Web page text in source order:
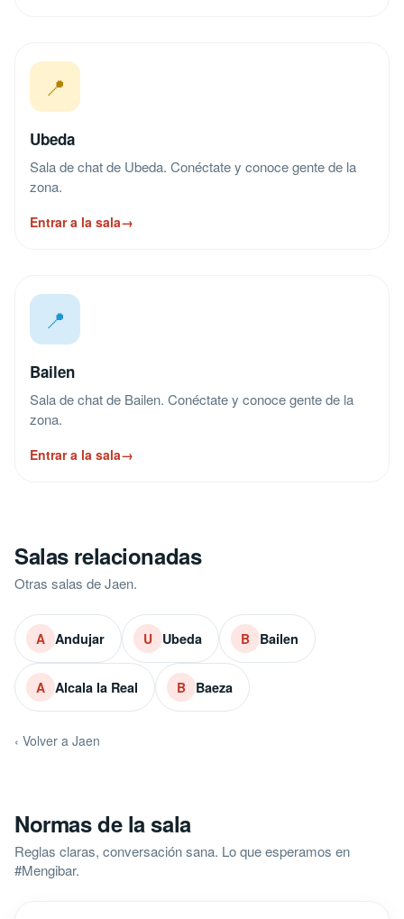
📍
Ubeda
Sala de chat de Ubeda. Conéctate y conoce gente de la
zona.
Entrar a la sala→
📍
Bailen
Sala de chat de Bailen. Conéctate y conoce gente de la
zona.
Entrar a la sala→
Salas relacionadas
Otras salas de Jaen.
A Andujar U Ubeda B Bailen
A Alcala la Real B Baeza
‹ Volver a Jaen
Normas de la sala
Reglas claras, conversación sana. Lo que esperamos en
#Mengibar.